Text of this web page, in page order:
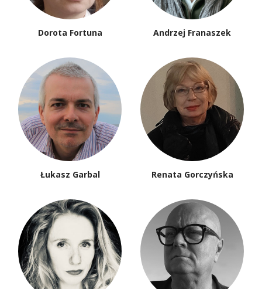
Dorota Fortuna Andrzej Franaszek
Łukasz Garbal Renata Gorczyńska